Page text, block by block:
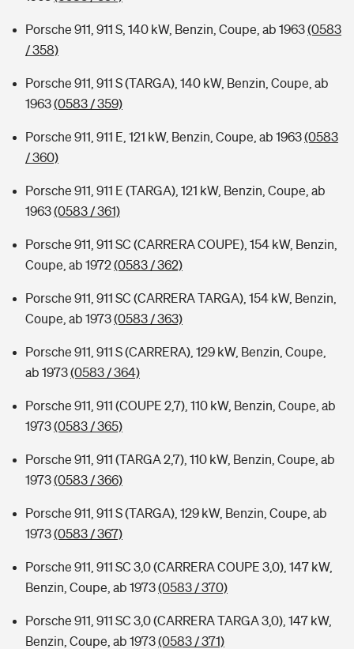
Porsche 911, 911 S, 140 kW, Benzin, Coupe, ab 1963(0583
/ 358)
Porsche 911, 911 S (TARGA), 140 kW, Benzin, Coupe, ab
1963(0583 / 359)
Porsche 911, 911 E, 121 kW, Benzin, Coupe, ab 1963(0583
/ 360)
Porsche 911, 911 E (TARGA), 121 kW, Benzin, Coupe, ab
1963(0583 / 361)
Porsche 911, 911 SC (CARRERA COUPE), 154 kW, Benzin,
Coupe, ab 1972(0583 / 362)
Porsche 911, 911 SC (CARRERA TARGA), 154 kW, Benzin,
Coupe, ab 1973(0583 / 363)
Porsche 911, 911 S (CARRERA), 129 kW, Benzin, Coupe,
ab 1973(0583 / 364)
Porsche 911, 911 (COUPE 2,7), 110 kW, Benzin, Coupe, ab
1973(0583 / 365)
Porsche 911, 911 (TARGA 2,7), 110 kW, Benzin, Coupe, ab
1973(0583 / 366)
Porsche 911, 911 S (TARGA), 129 kW, Benzin, Coupe, ab
1973(0583 / 367)
Porsche 911, 911 SC 3,0 (CARRERA COUPE 3,0), 147 kW,
Benzin, Coupe, ab 1973(0583 / 370)
Porsche 911, 911 SC 3,0 (CARRERA TARGA 3,0), 147 kW,
Benzin, Coupe, ab 1973(0583 / 371)